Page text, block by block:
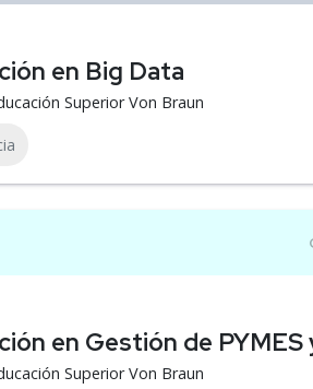
en Big Data
Superior Von Braun
en Gestión de PYMES
Superior Von Braun